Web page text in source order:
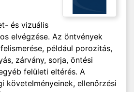
és vizuális
elvégzése. Az öntvények
például porozitás,
zárvány, sorja, öntési
felületi eltérés. A
követelményeinek, ellenőrzési